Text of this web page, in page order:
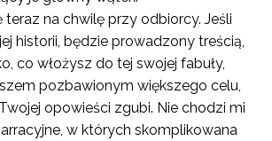
na chwilę przy odbiorcy. Jeśli
historii, będzie prowadzony treścią,
co włożysz do tej swojej fabuły,
pozbawionym większego celu,
opowieści zgubi. Nie chodzi mi
w których skomplikowana